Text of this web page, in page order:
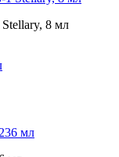
8 мл